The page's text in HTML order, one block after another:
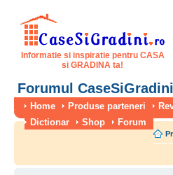
Informatie si inspiratie pentru CASA
si GRADINA ta!
Forumul
Home Produse parteneri
Dictionar
Shop Forum